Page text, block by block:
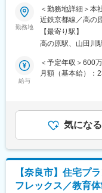
ス休暇（毎年連
休暇（10年ごと2
イフスタイルに合
★キャリアステッ
入社後は「警備職
を歩むことが可能
※社員の声：
座学も含めた研修
か月で基礎研修、
く研修をご用意し
期間：4泊5日
場所：当社の研修
ビジネスマナーと
られた教育、基本
何でも相談できる
ぞれに合ったご提
■具体的な業務内容
・お客様との打合
・住宅ローンの手
・土地付け
・現地調査
で一貫して携わる
きながら家づくり
・事務サポート体
きる環境です。
■組織構成：
勤務地
＜勤務地詳細＞本
近鉄京都線／高の
煙可能場所あり）
【最寄り駅】
高の原駅、山田川
給与
＜予定年収＞600
月額（基本給）：
昇給：年2回（6
12月のみ）■業務
額であり、選考を
固定手当を含めた
気になる
【奈良市】住宅プ
フレックス／教育